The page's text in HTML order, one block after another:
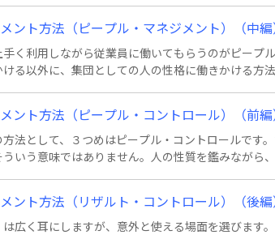
ント方法（ピープル・マネジメント）（中編
く利用しながら従業員に働いてもらうのがピープル
る以外に、集団としての人の性格に働きかける方
ント方法（ピープル・コントロール）（前編
法として、３つめはピープル・コントロールです
いう意味ではありません。人の性質を鑑みながら
ント方法（リザルト・コントロール）（後編
広く耳にしますが、意外と使える場面を選びます